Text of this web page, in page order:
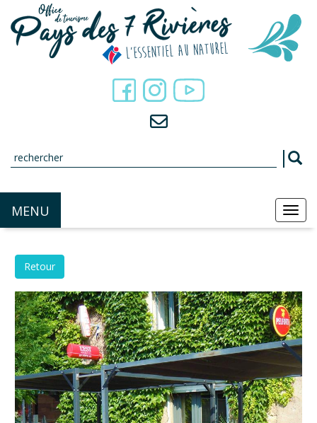
MENU
Retour
Panneau de gestion des cookies